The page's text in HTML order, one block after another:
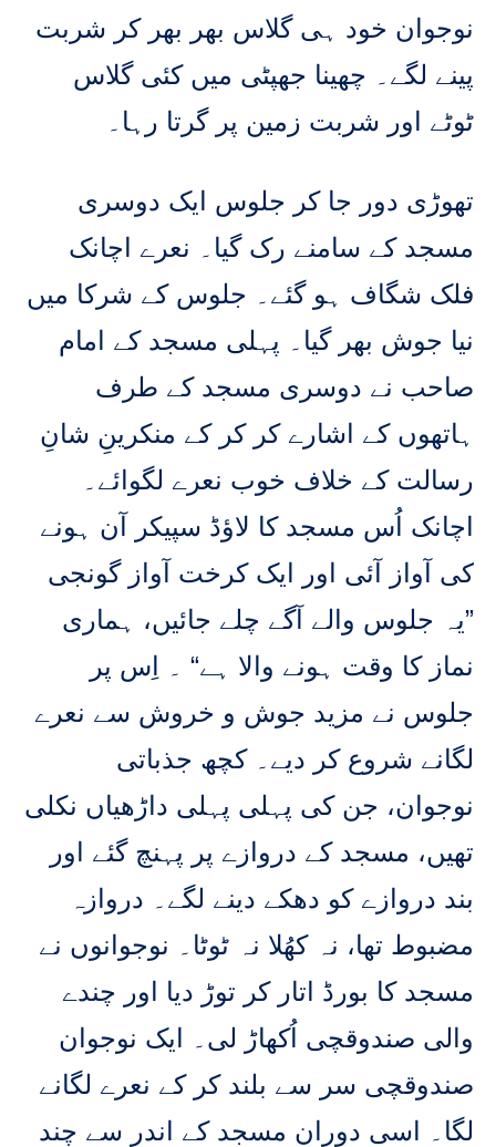
نوجوان خود ہی گلاس بھر بھر کر شربت
پینے لگے۔ چھینا جھپٹی میں کئی گلاس
ٹوٹے اور شربت زمین پر گرتا رہا۔
تھوڑی دور جا کر جلوس ایک دوسری
مسجد کے سامنے رک گیا۔ نعرے اچانک
فلک شگاف ہو گئے۔ جلوس کے شرکا میں
نیا جوش بھر گیا۔ پہلی مسجد کے امام
صاحب نے دوسری مسجد کے طرف
ہاتھوں کے اشارے کر کر کے منکرینِ شانِ
رسالت کے خلاف خوب نعرے لگوائے۔
اچانک اُس مسجد کا لاؤڈ سپیکر آن ہونے
کی آواز آئی اور ایک کرخت آواز گونجی
”یہ جلوس والے آگے چلے جائیں، ہماری
نماز کا وقت ہونے والا ہے“ ۔ اِس پر
جلوس نے مزید جوش و خروش سے نعرے
لگانے شروع کر دیے۔ کچھ جذباتی
نوجوان، جن کی پہلی پہلی داڑھیاں نکلی
تھیں، مسجد کے دروازے پر پہنچ گئے اور
بند دروازے کو دھکے دینے لگے۔ دروازہ
مضبوط تھا، نہ کھُلا نہ ٹوٹا۔ نوجوانوں نے
مسجد کا بورڈ اتار کر توڑ دیا اور چندے
والی صندوقچی اُکھاڑ لی۔ ایک نوجوان
صندوقچی سر سے بلند کر کے نعرے لگانے
لگا۔ اسی دوران مسجد کے اندر سے چند